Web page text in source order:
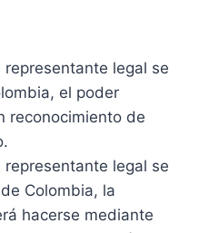
representante legal se
el poder
reconocimiento de
representante legal se
Colombia, la
hacerse mediante